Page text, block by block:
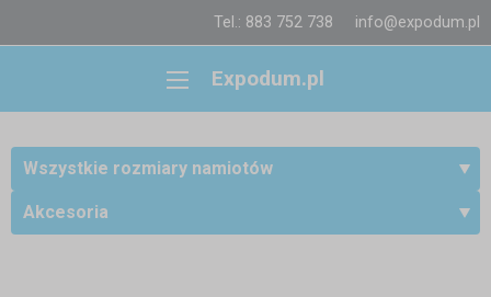
Tel.: 883 752 738 info@expodum.pl
Expodum.pl
Wszystkie rozmiary namiotów
Akcesoria